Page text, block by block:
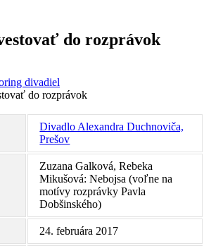
do rozprávok
divadiel
do rozprávok
Divadlo Alexandra Duchnoviča,
Prešov
Zuzana Galková, Rebeka
Mikušová: Nebojsa (voľne na
motívy rozprávky Pavla
Dobšinského)
24. februára 2017